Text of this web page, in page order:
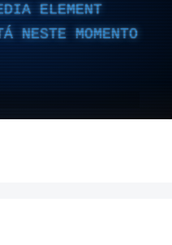
ELEMENT
NESTE MOMENTO